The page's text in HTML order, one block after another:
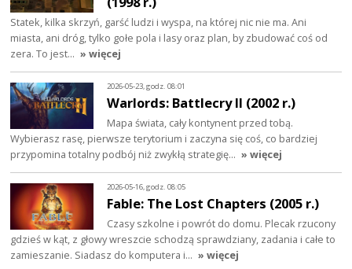
Statek, kilka skrzyń, garść ludzi i wyspa, na której nic nie ma. Ani
miasta, ani dróg, tylko gołe pola i lasy oraz plan, by zbudować coś od
zera. To jest… » więcej
2026-05-23, godz. 08:01
Warlords: Battlecry II (2002 r.)
Mapa świata, cały kontynent przed tobą.
Wybierasz rasę, pierwsze terytorium i zaczyna się coś, co bardziej
przypomina totalny podbój niż zwykłą strategię… » więcej
2026-05-16, godz. 08:05
Fable: The Lost Chapters (2005 r.)
Czasy szkolne i powrót do domu. Plecak rzucony
gdzieś w kąt, z głowy wreszcie schodzą sprawdziany, zadania i całe to
zamieszanie. Siadasz do komputera i… » więcej